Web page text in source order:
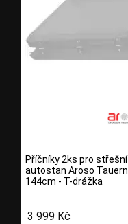
Příčníky 2ks pro střešní
autostan Aroso Tauern
144cm - T-drážka
3 999 Kč